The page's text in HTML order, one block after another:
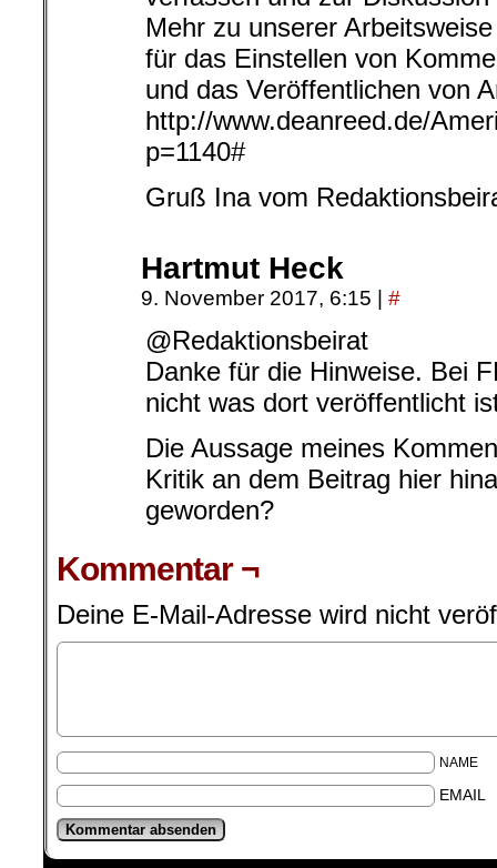
Mehr zu unserer
für das Einstellen von
und das Veröffentlichen von
http://www.deanreed.de/
p=1140#
Gruß Ina vom
Hartmut Heck
9. November 2017, 6:15 #
@Redaktionsbeirat
Danke für die Hinweise. Bei
nicht was dort veröffentlicht
Die Aussage meines
Kritik an dem Beitrag hier
geworden?
Kommentar ¬
Deine E-Mail-Adresse wird nicht
NAME
EMAIL